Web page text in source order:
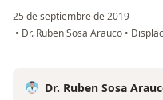
25 de septiembre de 2019
• Dr. Ruben Sosa Arauco •
Dr. Ruben Sosa